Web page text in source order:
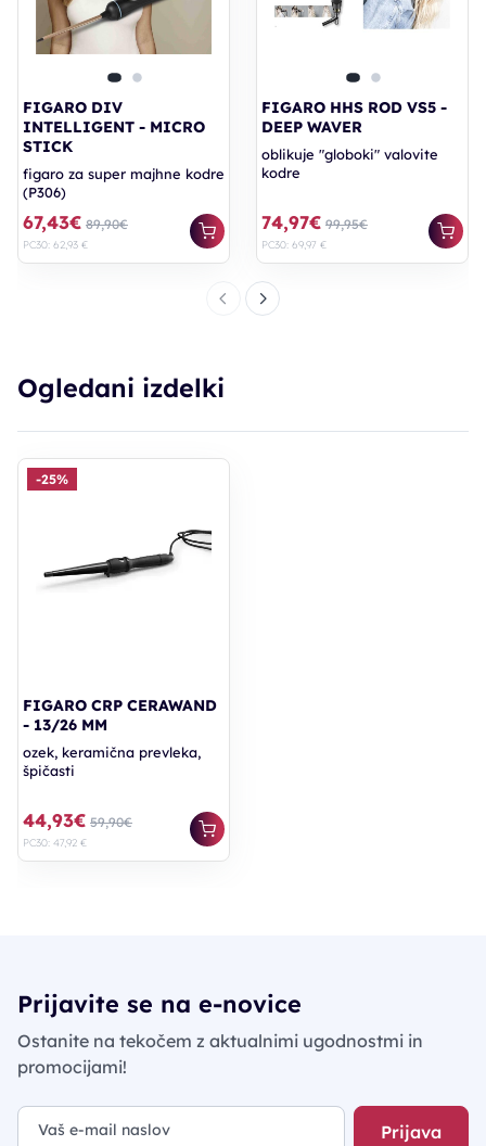
FIGARO DIV
INTELLIGENT - MICRO
STICK
figaro za super majhne kodre
(P306)
67,43€ 89,90€
PC30: 62,93 €
FIGARO HHS ROD VS5 -
DEEP WAVER
oblikuje "globoki" valovite
kodre
74,97€ 99,95€
PC30: 69,97 €
Ogledani izdelki
-25%
FIGARO CRP CERAWAND
- 13/26 MM
ozek, keramična prevleka,
špičasti
44,93€ 59,90€
PC30: 47,92 €
Prijavite se na e-novice
Ostanite na tekočem z aktualnimi ugodnostmi in
promocijami!
Prijava